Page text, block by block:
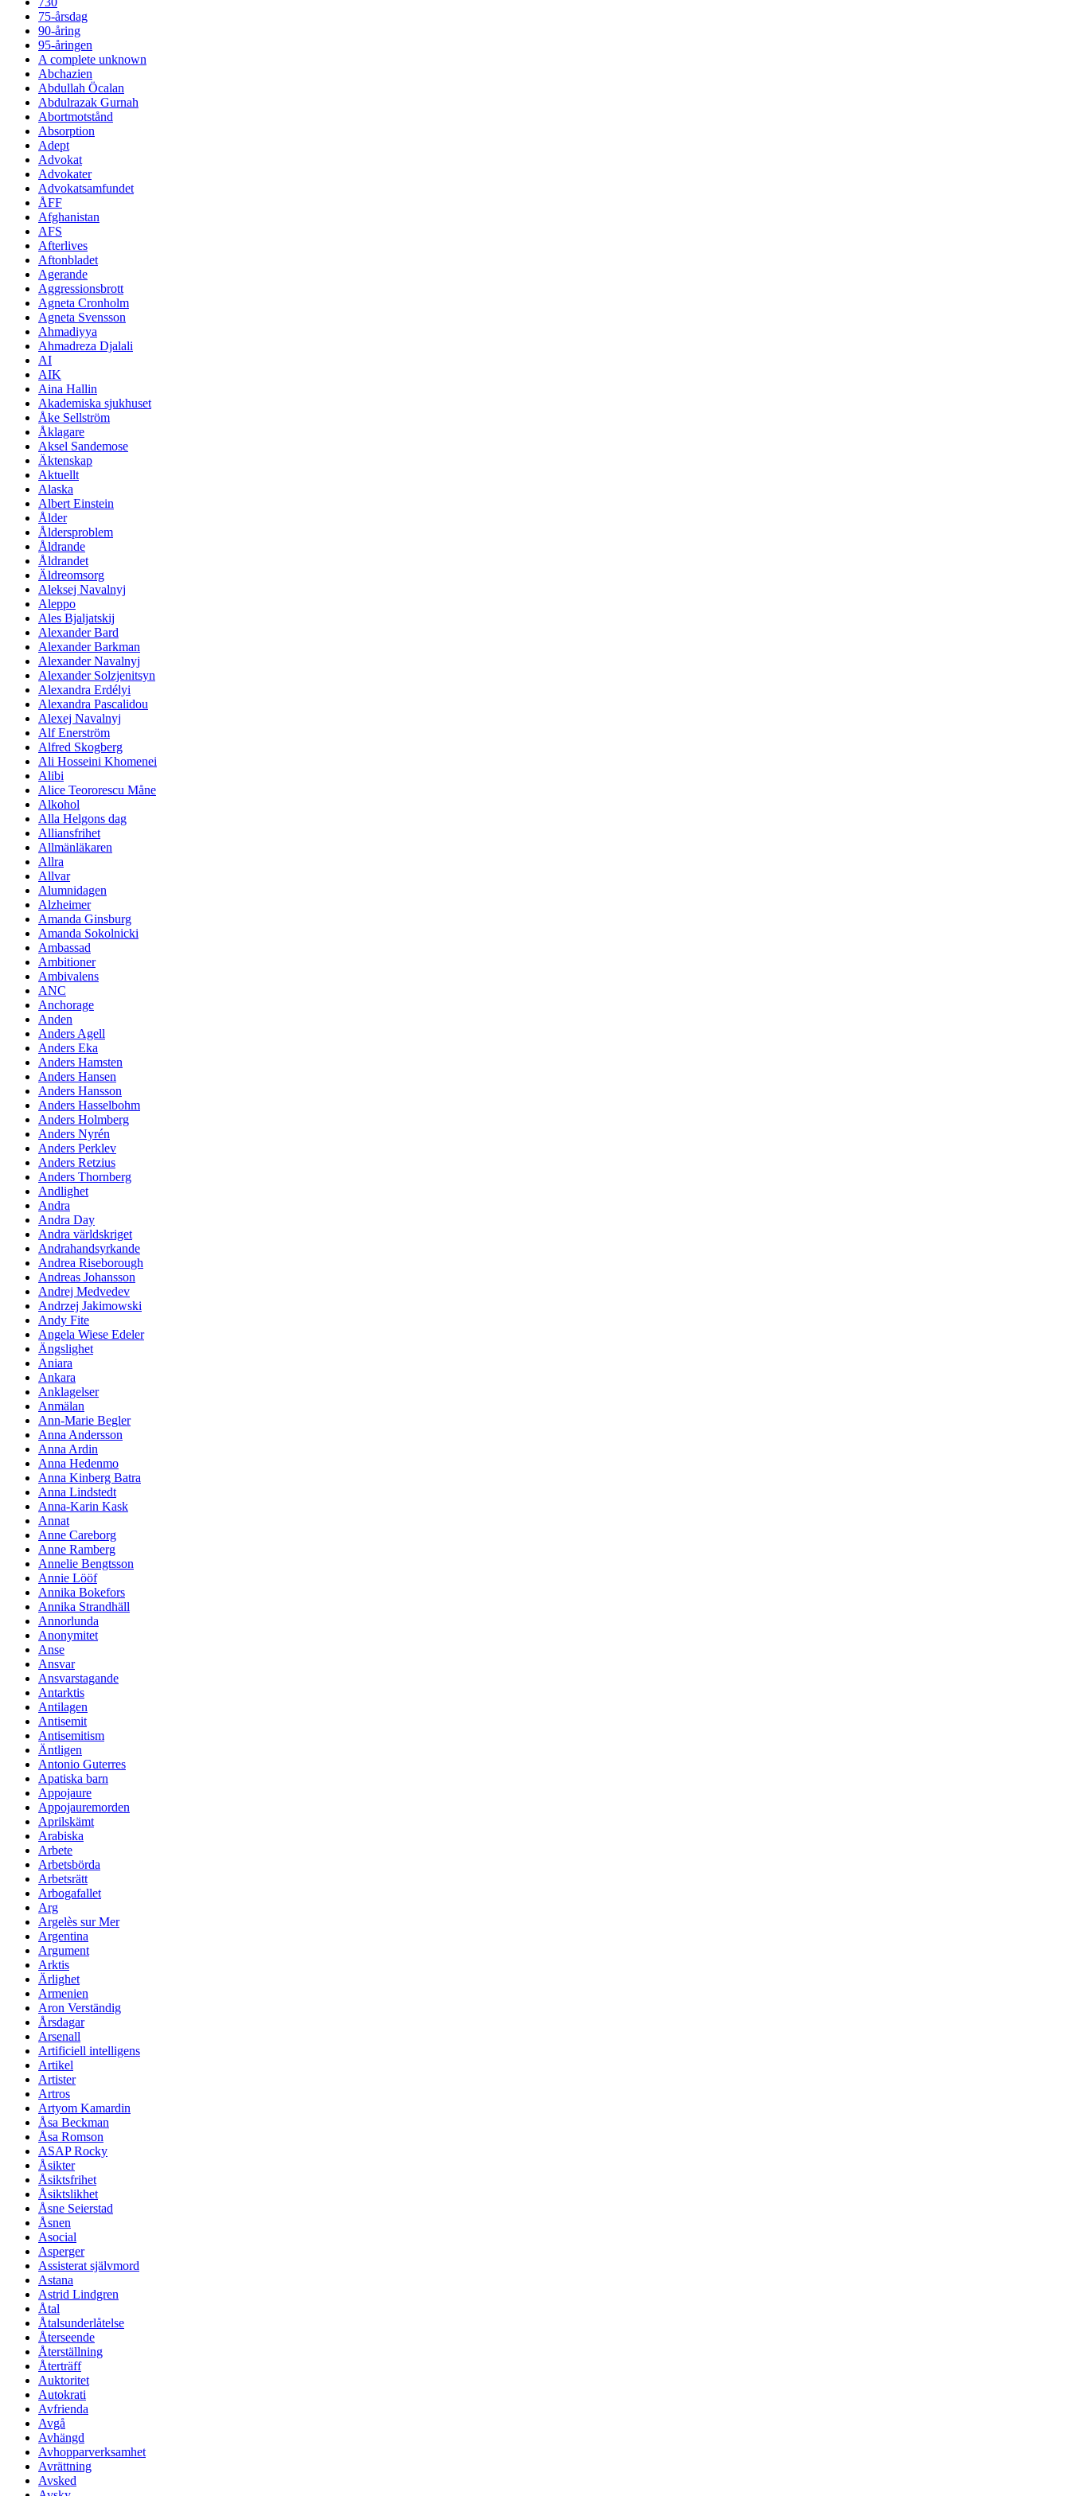
75-årsdag
90-åring
95-åringen
A complete unknown
Abchazien
Abdullah Öcalan
Abdulrazak Gurnah
Abortmotstånd
Absorption
Adept
Advokat
Advokater
Advokatsamfundet
ÅFF
Afghanistan
AFS
Afterlives
Aftonbladet
Agerande
Aggressionsbrott
Agneta Cronholm
Agneta Svensson
Ahmadiyya
Ahmadreza Djalali
AI
AIK
Aina Hallin
Akademiska sjukhuset
Åke Sellström
Åklagare
Aksel Sandemose
Äktenskap
Aktuellt
Alaska
Albert Einstein
Ålder
Åldersproblem
Åldrande
Åldrandet
Äldreomsorg
Aleksej Navalnyj
Aleppo
Ales Bjaljatskij
Alexander Bard
Alexander Barkman
Alexander Navalnyj
Alexander Solzjenitsyn
Alexandra Erdélyi
Alexandra Pascalidou
Alexej Navalnyj
Alf Enerström
Alfred Skogberg
Ali Hosseini Khomenei
Alibi
Alice Teororescu Måne
Alkohol
Alla Helgons dag
Alliansfrihet
Allmänläkaren
Allra
Allvar
Alumnidagen
Alzheimer
Amanda Ginsburg
Amanda Sokolnicki
Ambassad
Ambitioner
Ambivalens
ANC
Anchorage
Anden
Anders Agell
Anders Eka
Anders Hamsten
Anders Hansen
Anders Hansson
Anders Hasselbohm
Anders Holmberg
Anders Nyrén
Anders Perklev
Anders Retzius
Anders Thornberg
Andlighet
Andra
Andra Day
Andra världskriget
Andrahandsyrkande
Andrea Riseborough
Andreas Johansson
Andrej Medvedev
Andrzej Jakimowski
Andy Fite
Angela Wiese Edeler
Ängslighet
Aniara
Ankara
Anklagelser
Anmälan
Ann-Marie Begler
Anna Andersson
Anna Ardin
Anna Hedenmo
Anna Kinberg Batra
Anna Lindstedt
Anna-Karin Kask
Annat
Anne Careborg
Anne Ramberg
Annelie Bengtsson
Annie Lööf
Annika Bokefors
Annika Strandhäll
Annorlunda
Anonymitet
Anse
Ansvar
Ansvarstagande
Antarktis
Antilagen
Antisemit
Antisemitism
Äntligen
Antonio Guterres
Apatiska barn
Appojaure
Appojauremorden
Aprilskämt
Arabiska
Arbete
Arbetsbörda
Arbetsrätt
Arbogafallet
Arg
Argelès sur Mer
Argentina
Argument
Arktis
Ärlighet
Armenien
Aron Verständig
Årsdagar
Arsenall
Artificiell intelligens
Artikel
Artister
Artros
Artyom Kamardin
Åsa Beckman
Åsa Romson
ASAP Rocky
Åsikter
Åsiktsfrihet
Åsiktslikhet
Åsne Seierstad
Åsnen
Asocial
Asperger
Assisterat självmord
Astana
Astrid Lindgren
Åtal
Åtalsunderlåtelse
Återseende
Återställning
Återträff
Auktoritet
Autokrati
Avfrienda
Avgå
Avhängd
Avhopparverksamhet
Avrättning
Avsked